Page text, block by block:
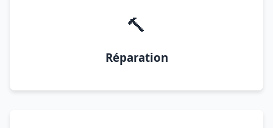
🔨
Réparation